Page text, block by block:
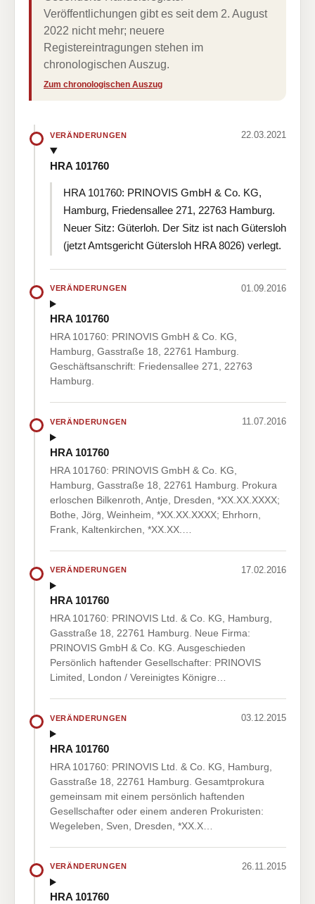
Veröffentlichungen gibt es seit dem 2. August
2022 nicht mehr; neuere
Registereintragungen stehen im
chronologischen Auszug.
Zum chronologischen Auszug
VERÄNDERUNGEN 22.03.2021
HRA 101760
HRA 101760: PRINOVIS GmbH & Co. KG,
Hamburg, Friedensallee 271, 22763 Hamburg.
Neuer Sitz: Güterloh. Der Sitz ist nach Gütersloh
(jetzt Amtsgericht Gütersloh HRA 8026) verlegt.
VERÄNDERUNGEN 01.09.2016
HRA 101760
HRA 101760: PRINOVIS GmbH & Co. KG,
Hamburg, Gasstraße 18, 22761 Hamburg.
Geschäftsanschrift: Friedensallee 271, 22763
Hamburg.
VERÄNDERUNGEN 11.07.2016
HRA 101760
HRA 101760: PRINOVIS GmbH & Co. KG,
Hamburg, Gasstraße 18, 22761 Hamburg. Prokura
erloschen Bilkenroth, Antje, Dresden, *XX.XX.XXXX;
Bothe, Jörg, Weinheim, *XX.XX.XXXX; Ehrhorn,
Frank, Kaltenkirchen, *XX.XX.…
VERÄNDERUNGEN 17.02.2016
HRA 101760
HRA 101760: PRINOVIS Ltd. & Co. KG, Hamburg,
Gasstraße 18, 22761 Hamburg. Neue Firma:
PRINOVIS GmbH & Co. KG. Ausgeschieden
Persönlich haftender Gesellschafter: PRINOVIS
Limited, London / Vereinigtes Königre…
VERÄNDERUNGEN 03.12.2015
HRA 101760
HRA 101760: PRINOVIS Ltd. & Co. KG, Hamburg,
Gasstraße 18, 22761 Hamburg. Gesamtprokura
gemeinsam mit einem persönlich haftenden
Gesellschafter oder einem anderen Prokuristen:
Wegeleben, Sven, Dresden, *XX.X…
VERÄNDERUNGEN 26.11.2015
HRA 101760